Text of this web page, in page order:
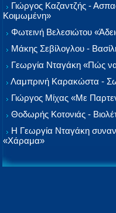
Γιώργος Καζαντζής -
Κοιμωμένη»
Φωτεινή Βελεσιώτου
Μάκης Σεβίλογλου -
Γεωργία Νταγάκη «Πώς
Λαμπρινή Καρακώστα -
Γιώργος Μίχας «Με
Θοδωρής Κοτονιάς -
Η Γεωργία Νταγάκη
«Χάραμα»